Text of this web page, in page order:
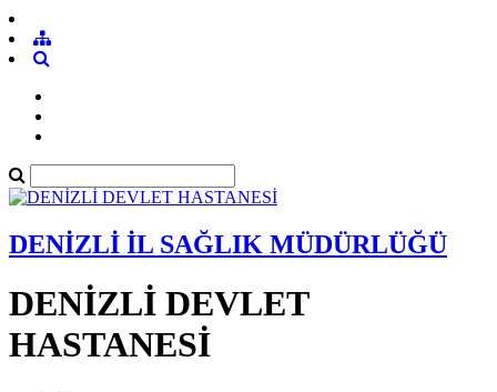
DENİZLİ İL SAĞLIK MÜDÜRLÜĞÜ
DENİZLİ DEVLET
HASTANESİ